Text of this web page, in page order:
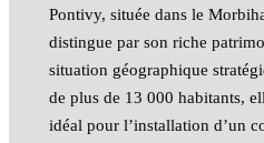
Pontivy, située dans le
distingue par son riche
situation géographique
de plus de 13 000 habitants,
idéal pour l’installation d’un